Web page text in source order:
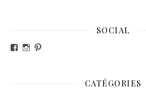
SOCIAL
Voir le profil de revesdefripouilles
Voir le profil de
CATÉGORIES